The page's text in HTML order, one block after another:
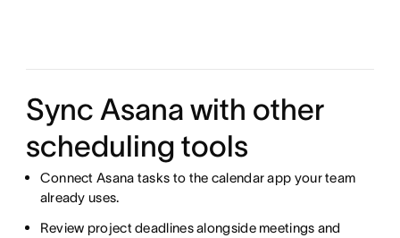
Sync Asana with other
scheduling tools
Connect Asana tasks to the calendar app your team
already uses.
Review project deadlines alongside meetings and